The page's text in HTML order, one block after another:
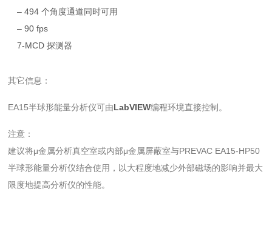
– 494 个角度通道同时可用
– 90 fps
7-MCD 探测器
其它信息：
EA15半球形能量分析仪可由LabVIEW编程环境直接控制。
注意：
建议将μ金属分析真空室或内部μ金属屏蔽室与PREVAC EA15-HP50
半球形能量分析仪结合使用，以大程度地减少外部磁场的影响并最大
限度地提高分析仪的性能。